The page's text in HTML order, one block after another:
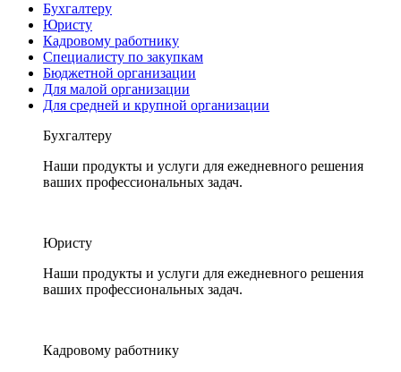
Бухгалтеру
Юристу
Кадровому работнику
Специалисту по закупкам
Бюджетной организации
Для малой организации
Для средней и крупной организации
Бухгалтеру
Наши продукты и услуги для ежедневного решения
ваших профессиональных задач.
Юристу
Наши продукты и услуги для ежедневного решения
ваших профессиональных задач.
Кадровому работнику